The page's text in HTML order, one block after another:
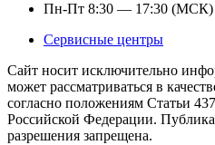
Пн-Пт 8:30 — 17:30 (МСК)
Сервисные центры
Сайт носит исключительно
может рассматриваться в
согласно положениям Статьи
Российской Федерации.
разрешения запрещена.